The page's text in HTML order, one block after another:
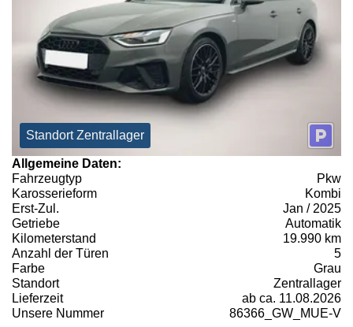
Standort Zentrallager
Allgemeine Daten:
Fahrzeugtyp
Pkw
Karosserieform
Kombi
Erst-Zul.
Jan / 2025
Getriebe
Automatik
Kilometerstand
19.990 km
Anzahl der Türen
5
Farbe
Grau
Standort
Zentrallager
Lieferzeit
ab ca. 11.08.2026
Unsere Nummer
86366_GW_MUE-V